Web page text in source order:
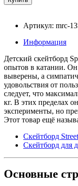
Артикул: mrc-
Информация
Детский скейтборд
опытов в катании.
выверены, а
удовольствия от
следует, что
кг. В этих пределах
эксперименты, но
Этот товар ещё
Скейтборд Street
Скейтборд для
Основные